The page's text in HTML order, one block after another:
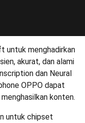
untuk menghadirkan
akurat, dan alami
dan Neural
OPPO dapat
konten.
untuk chipset